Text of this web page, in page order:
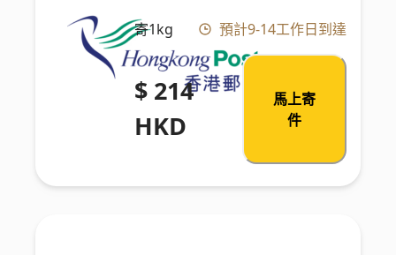
寄1kg 預計9-14工作日到達
$ 214
HKD
馬上寄
件